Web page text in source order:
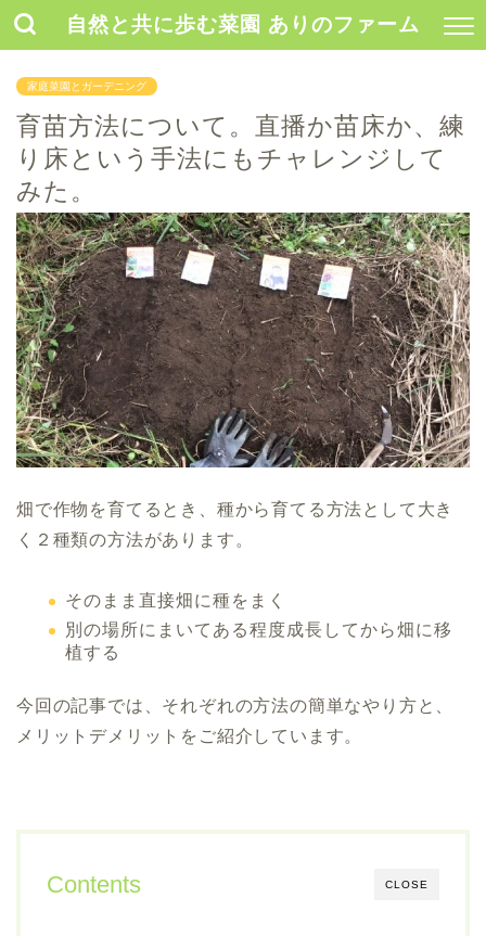
自然と共に歩む菜園 ありのファーム
家庭菜園とガーデニング
育苗方法について。直播か苗床か、練
り床という手法にもチャレンジして
みた。
畑で作物を育てるとき、種から育てる方法として大き
く２種類の方法があります。
そのまま直接畑に種をまく
別の場所にまいてある程度成長してから畑に移
植する
今回の記事では、それぞれの方法の簡単なやり方と、
メリットデメリットをご紹介しています。
CLOSE
Contents